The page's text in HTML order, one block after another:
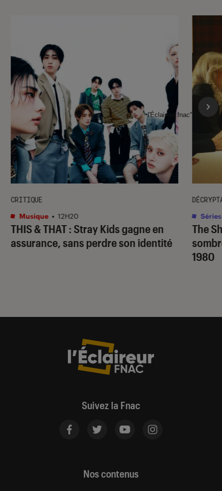
THIS & THAT: Stray Kids gagne en
assurance, sans perdre son identité
CRITIQUE
Musique • 12H20
The
1980
Séries
l'Éclaireur fnac">
Suivez la Fnac
Nos contenus